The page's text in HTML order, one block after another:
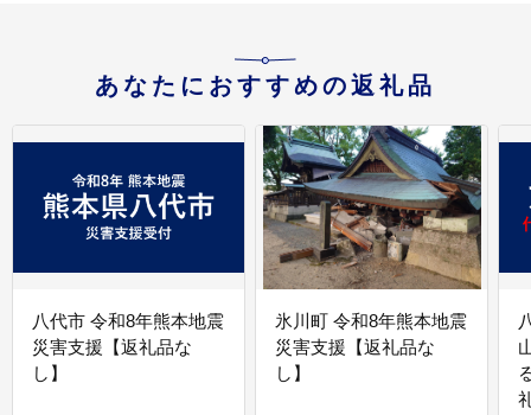
あなたにおすすめの返礼品
八代市 令和8年熊本地震
災害支援【返礼品な
し】
氷川町 令和8年熊本地震
災害支援【返礼品な
し】